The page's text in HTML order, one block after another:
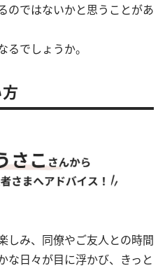
のではないかと思うことがあ
でしょうか。
しみ、同僚やご友人との時間
日々が目に浮かび、きっと